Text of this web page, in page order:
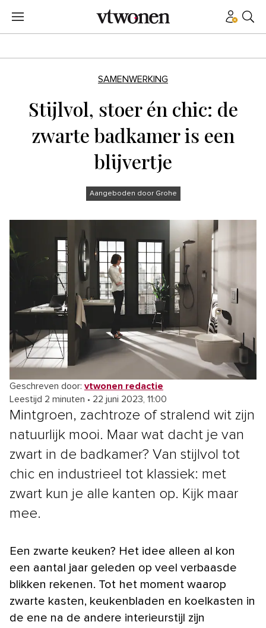
SAMENWERKING
Stijlvol, stoer én chic: de
zwarte badkamer is een
blijvertje
Aangeboden door Grohe
Geschreven door: vtwonen redactie
Leestijd 2 minuten • 22 juni 2023, 11:00
Mintgroen, zachtroze of stralend wit zijn
natuurlijk mooi. Maar wat dacht je van
zwart in de badkamer? Van stijlvol tot
chic en industrieel tot klassiek: met
zwart kun je alle kanten op. Kijk maar
mee.
Een zwarte keuken? Het idee alleen al kon
een aantal jaar geleden op veel verbaasde
blikken rekenen. Tot het moment waarop
zwarte kasten, keukenbladen en koelkasten in
de ene na de andere interieurstijl zijn